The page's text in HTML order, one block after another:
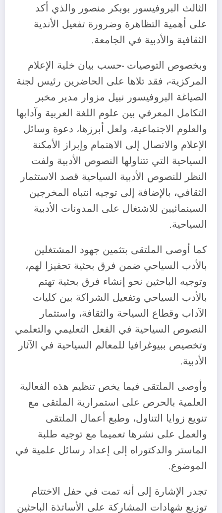
الثالث البروفيسور بوبكر منصور والذي أكد
على أهمية التظاهرة وضرورة تفعيل الأندية
الثقافية والأدبية في الجامعة.
وبخصوص التوصيات -حسب بيان خلية الإعلام
المركزية-، فقد تلاها على الحاضرين رئيس لجنة
الصياغة البروفيسور نبيل مزوار مدير مخبر
التكامل المعرفي بين علوم اللغة العربية وآدابها
والعلوم الاجتماعية، ولعل أبرزها، دعوة وسائل
الإعلام والاتصال إلى الاهتمام وإبراز الأمكنة
السياحية التي تتناولها النصوص الأدبية ولفت
النظر للنصوص الأدبية السياحية قصد الاستثمار
الثقافي، بالإضافة إلى توجيه انتباه المخرجين
السينمائيين للاشتغال على المدونات الأدبية
السياحية.
كما أوصى الملتقى بتثمين جهود المشتغلين
بالأدب السياحي ضمن فرق بحثية تحفيزا لهم،
وتوجيه الباحثين نحو إنشاء فرق بحثية تهتم
بالأدب السياحي وتفعيل الشراكة بين كليات
الآداب وقطاع السياحة والثقافة، واستثمار
النصوص السياحية في الفعل التعليمي والتعلمي
وتخصيص ببيوغرافيا للمعالم السياحية في الآثار
الأدبية.
وأوصى الملتقى فيما يخص تنظيم هذه الفعالية
العلمية بالحرص على استمرارية الملتقى مع
تنويع زوايا التناول، وطبع أعمال الملتقى
والعمل على نشرها تعميما مع توجيه طلبة
الماستر والدكتوراه إلى إعداد رسائل علمية في
الموضوع.
تجدر الإشارة إلى أنه تمت في حفل الاختتام
توزيع شهادات المشاركة على الأساتذة الباحثين